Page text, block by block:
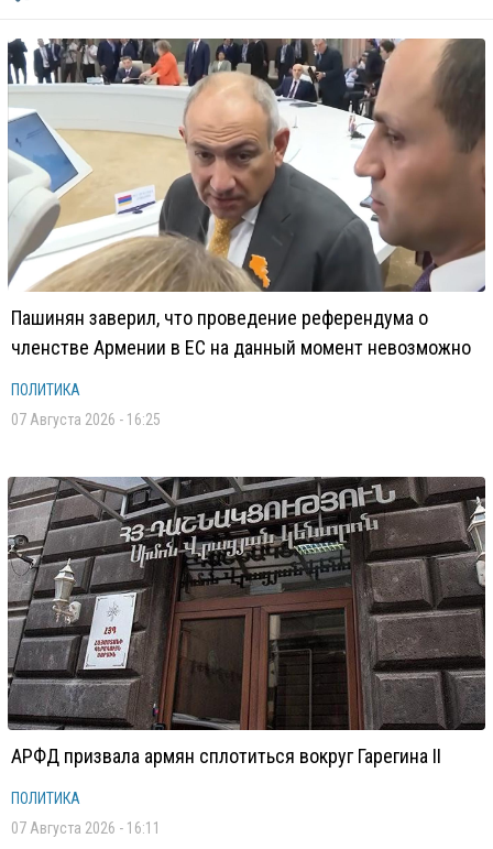
Пашинян заверил, что проведение референдума о
членстве Армении в ЕС на данный момент невозможно
ПОЛИТИКА
07 Августа 2026 - 16:25
АРФД призвала армян сплотиться вокруг Гарегина II
ПОЛИТИКА
07 Августа 2026 - 16:11